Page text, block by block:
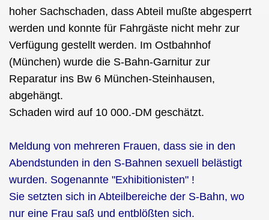
hoher Sachschaden, dass Abteil mußte abgesperrt
werden und konnte für Fahrgäste nicht mehr zur
Verfügung gestellt werden. Im Ostbahnhof
(München) wurde die S-Bahn-Garnitur zur
Reparatur ins Bw 6 München-Steinhausen,
abgehängt.
Schaden wird auf 10 000.-DM geschätzt.
Meldung von mehreren Frauen, dass sie in den
Abendstunden in den S-Bahnen sexuell belästigt
wurden. Sogenannte "Exhibitionisten" !
Sie setzten sich in Abteilbereiche der S-Bahn, wo
nur eine Frau saß und entblößten sich.